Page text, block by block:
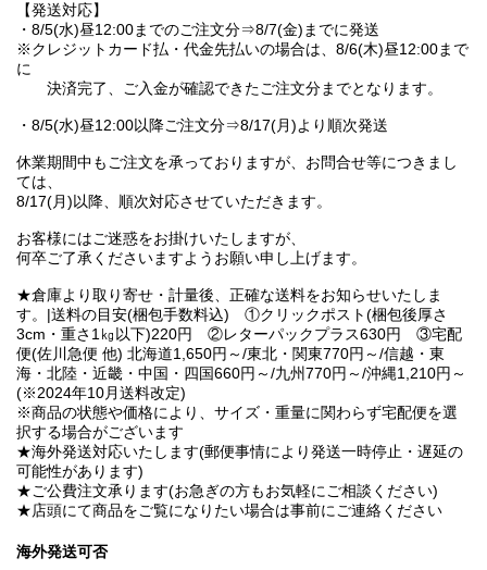
【発送対応】
・8/5(水)昼12:00までのご注文分⇒8/7(金)までに発送
※クレジットカード払・代金先払いの場合は、8/6(木)昼12:00まで
に
決済完了、ご入金が確認できたご注文分までとなります。
・8/5(水)昼12:00以降ご注文分⇒8/17(月)より順次発送
休業期間中もご注文を承っておりますが、お問合せ等につきまし
ては、
8/17(月)以降、順次対応させていただきます。
お客様にはご迷惑をお掛けいたしますが、
何卒ご了承くださいますようお願い申し上げます。
★倉庫より取り寄せ・計量後、正確な送料をお知らせいたしま
す。|送料の目安(梱包手数料込) ①クリックポスト(梱包後厚さ
3cm・重さ1㎏以下)220円 ②レターパックプラス630円 ③宅配
便(佐川急便 他) 北海道1,650円～/東北・関東770円～/信越・東
海・北陸・近畿・中国・四国660円～/九州770円～/沖縄1,210円～
(※2024年10月送料改定)
※商品の状態や価格により、サイズ・重量に関わらず宅配便を選
択する場合がございます
★海外発送対応いたします(郵便事情により発送一時停止・遅延の
可能性があります)
★ご公費注文承ります(お急ぎの方もお気軽にご相談ください)
★店頭にて商品をご覧になりたい場合は事前にご連絡ください
海外発送可否